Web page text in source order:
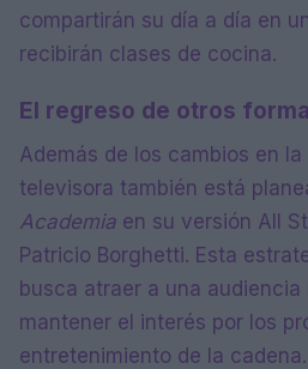
compartirán su día a día en
recibirán clases de cocina.
El regreso de otros
Además de los cambios en
televisora también está
Academia en su versión All
Patricio Borghetti. Esta
busca atraer a una audiencia
mantener el interés por los
entretenimiento de la cadena.